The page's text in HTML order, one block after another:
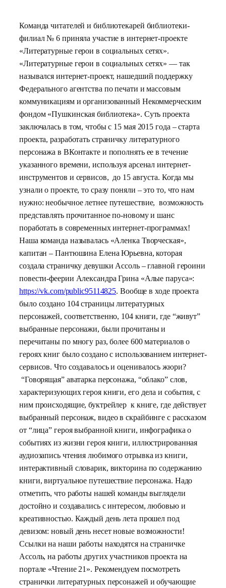
Команда читателей и библиотекарей библиотеки-
филиал № 6 приняла участие в интернет-проекте
«Литературные герои в социальных сетях».
«Литературные герои в социальных сетях» — так
назывался интернет-проект, нашедший поддержку
Федерального агентства по печати и массовым
коммуникациям и организованный Некоммерческим
фондом «Пушкинская библиотека». Суть проекта
заключалась в том, чтобы с 15 мая 2015 года – старта
проекта, разработать страничку литературного
персонажа в ВКонтакте и пополнять ее в течение
указанного времени, используя арсенал интернет-
инструментов и сервисов, до 15 августа. Когда мы
узнали о проекте, то сразу поняли – это то, что нам
нужно: необычное летнее путешествие, возможность
представлять прочитанное по-новому и шанс
поработать в современных интернет-программах!
Наша команда называлась «Аленка Творческая»,
капитан – Пантюшина Елена Юрьевна, которая
создала страничку девушки Ассоль – главной героини
повести-феерии Александра Грина «Алые паруса»:
https://vk.com/public95114825. Вообще в ходе проекта
было создано 104 страницы литературных
персонажей, соответственно, 104 книги, где “живут”
выбранные персонажи, были прочитаны и
перечитаны по многу раз, более 600 материалов о
героях книг было создано с использованием интернет-
сервисов. Что создавалось и оценивалось жюри?
“Говорящая” аватарка персонажа, “облако” слов,
характеризующих героя книги, его дела и события, с
ним происходящие, буктрейлер к книге, где действует
выбранный персонаж, видео в скрайбинге с рассказом
от “лица” героя выбранной книги, инфографика о
событиях из жизни героя книги, иллюстрированная
аудиозапись чтения любимого отрывка из книги,
интерактивный словарик, викторина по содержанию
книги, виртуальное путешествие персонажа. Надо
отметить, что работы нашей команды выглядели
достойно и создавались с интересом, любовью и
креативностью. Каждый день лета прошел под
девизом: новый день несет новые возможности!
Ссылки на наши работы находятся на страничке
Ассоль, на работы других участников проекта на
портале «Чтение 21». Рекомендуем посмотреть
странички литературных персонажей и обучающие